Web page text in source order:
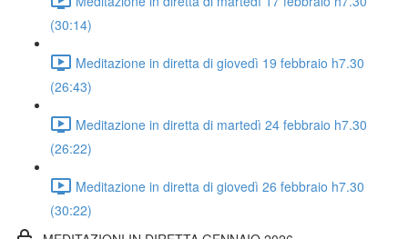
(30:14)
Meditazione in diretta di giovedì 19 febbraio h7.30
(26:43)
Meditazione in diretta di martedì 24 febbraio h7.30
(26:22)
Meditazione in diretta di giovedì 26 febbraio h7.30
(30:22)